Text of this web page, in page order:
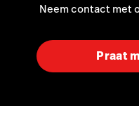
Neem contact met
Praat